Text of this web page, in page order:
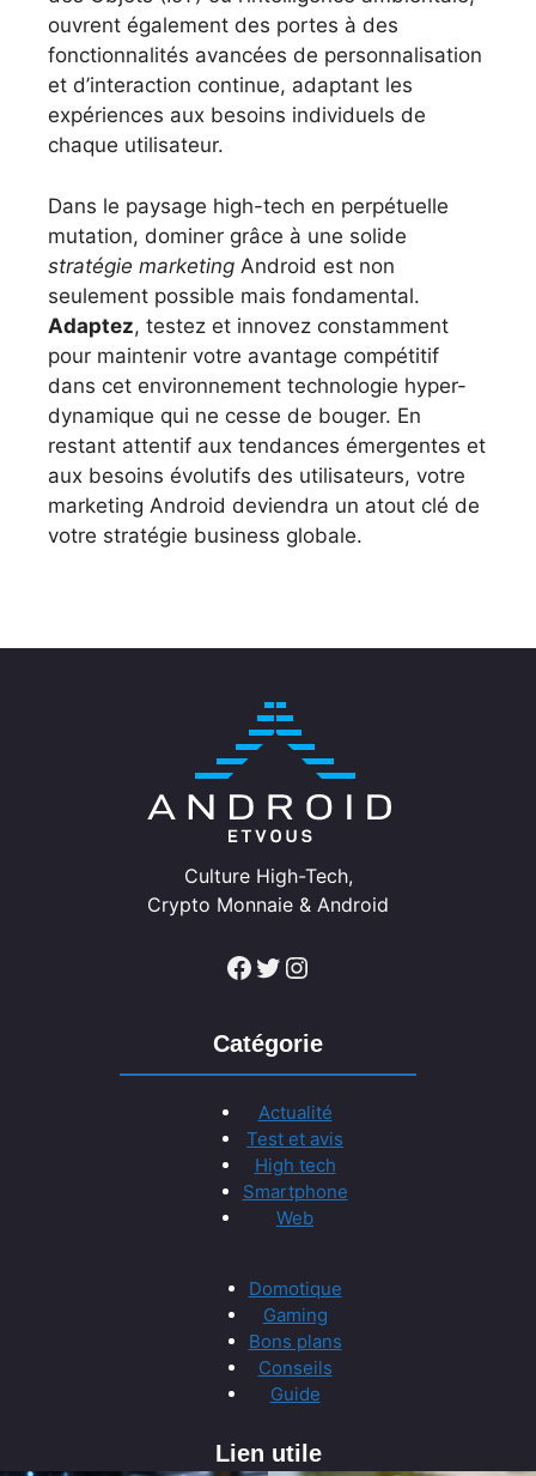
ouvrent également des portes à des
fonctionnalités avancées de personnalisation
et d’interaction continue, adaptant les
expériences aux besoins individuels de
chaque utilisateur.
Dans le paysage high-tech en perpétuelle
mutation, dominer grâce à une solide
stratégie marketing Android est non
seulement possible mais fondamental.
Adaptez, testez et innovez constamment
pour maintenir votre avantage compétitif
dans cet environnement technologie hyper-
dynamique qui ne cesse de bouger. En
restant attentif aux tendances émergentes et
aux besoins évolutifs des utilisateurs, votre
marketing Android deviendra un atout clé de
votre stratégie business globale.
Culture High-Tech,
Crypto Monnaie & Android
Facebook Twitter Instagram
Catégorie
Actualité
Test et avis
High tech
Smartphone
Web
Domotique
Gaming
Bons plans
Conseils
Guide
Lien utile